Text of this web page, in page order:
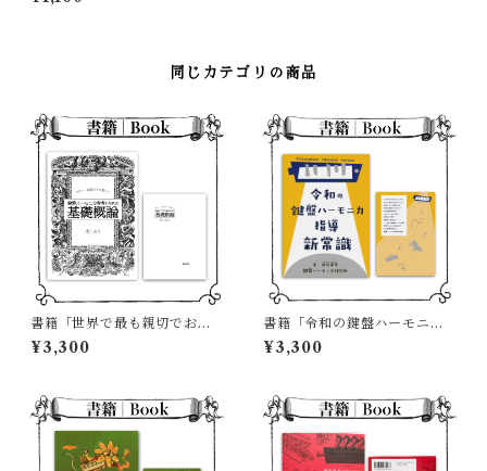
がない」初回限定版
同じカテゴリの商品
書籍「世界で最も親切でお節
介な 鍵盤ハーモニカ奏者のた
めの基礎概論」第三刷
¥3,300
書籍「令和の鍵盤ハーモニカ
指導 新常識」→Amazonにて
在庫あり！
¥3,300